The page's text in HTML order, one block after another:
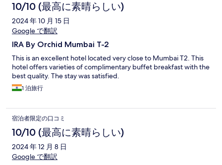
10/10 (最高に素晴らしい)
2024 年 10 月 15 日
Google で翻訳
IRA By Orchid Mumbai T-2
This is an excellent hotel located very close to Mumbai T2. This
hotel offers varieties of complimentary buffet breakfast with the
best quality. The stay was satisfied.
1 泊旅行
宿泊者限定の口コミ
10/10 (最高に素晴らしい)
2024 年 12 月 8 日
Google で翻訳